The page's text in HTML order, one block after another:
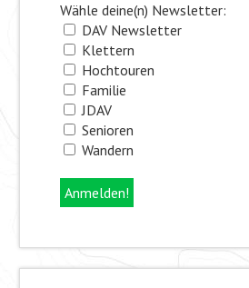
Wähle deine(n) Newsletter:
DAV Newsletter
Klettern
Hochtouren
Familie
JDAV
Senioren
Wandern